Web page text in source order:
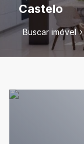
Castelo
Buscar imóvel